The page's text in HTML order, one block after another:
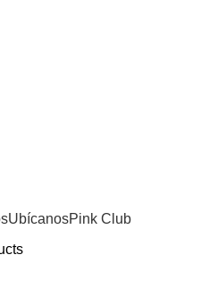
PRODUCTOS DE
UbícanosPink Club